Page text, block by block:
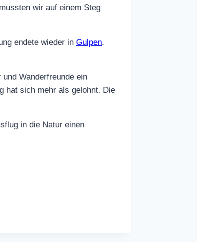
wir auf einem Steg
endete wieder in Gulpen.
Wanderfreunde ein
hat sich mehr als gelohnt. Die
in die Natur einen